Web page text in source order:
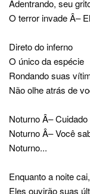
Adentrando, seu
O terror invade Â–
Direto do inferno
O único da espécie
Rondando suas
Não olhe atrás de
Noturno Â–
Noturno Â– Você
Noturno...
Enquanto a noite
Eles ouvirão suas